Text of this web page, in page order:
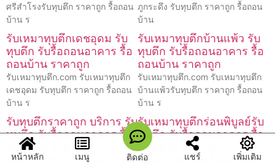
ศรีสำโรงรับทุบตึก ราคาถูก รื้อถอน
บ้าน ร
ภูกระดึง รับทุบตึก ราคาถูก รื้อถอน
บ้าน
รับเหมาทุบตึกเดชอุดม รับ
ทุบตึก รับรื้อถอนอาคาร รื้อ
ถอนบ้าน ราคาถูก
รับเหมาทุบตึก.com รับเหมาทุบตึก
เดชอุดม รับทุบตึก ราคาถูก รื้อถอน
บ้าน ร
รับเหมาทุบตึกบ้านแพ้ว รับ
ทุบตึก รับรื้อถอนอาคาร รื้อ
ถอนบ้าน ราคาถูก
รับเหมาทุบตึก.com รับเหมาทุบตึก
บ้านแพ้วรับทุบตึก ราคาถูก รื้อถอน
บ้าน ร
รับทุบตึกราคาถูก บริการ รับ
ทุบตึก รับรื้อถอนอาคาร รื้อ
ถอนบ้าน ราคาถูก
รับเหมาทุบตึก.com รับทุบตึกราคา
รับเหมาทุบตึกร่อนพิบูลย์รับ
ทุบตึก รับรื้อถอนอาคาร รื้อ
ถอนบ้าน ราคาถูก
รับเหมาทุบตึก.com รับเหมาทุบตึก
หน้าหลัก เมนู ติดต่อ แชร์ เพิ่มเติม